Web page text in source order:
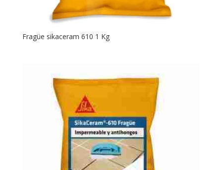
Fragüe sikaceram 610 1 Kg